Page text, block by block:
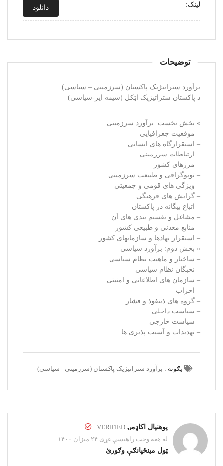
لینک: دانلود
توضیحات
برآورد ستراتیژیک پاکستان (سرزمینی – سیاسی)
د پاکستان ستراتیژیک اټکل (سیمه ایز-سیاسی)
» بخش نخست: برآورد سرزمینی
– موقعیت جغرافیایی
– استقرارگاه های انسانی
– ارتباطات سرزمینی
– مرزهای کشور
– توپوگرافی و طبیعت سرزمینی
– ویژگی های قومی و جمعیتی
– گرایش های فرهنگی
– اتباع بیگانه در پاکستان
– مشاغل و تقسیم بندی های آن
– منابع معدنی و طبیعی کشور
– استقرار نهادها و سازمانهای کشور
» بخش دوم: برآورد سیاسی
– ساختار و ماهیت نظام سیاسی
– نخبگان نظام سیاسی
– سازمان های اطلاعاتی و امنیتی
– احزاب
– گروه های ذینفوذ و فشار
– سیاست داخلی
– سیاست خارجی
– تهدیدات و آسیب پذیری ها
ټګونه : برآورد ستراتیژیک پاکستان (سرزمینی - سیاسی)
پوهنپال اکاډمۍ VERIFIED
له هغه وخت راهیسې غړی ۲۴ میزان ۱۴۰۰
ټول مینځپانګې وګورئ